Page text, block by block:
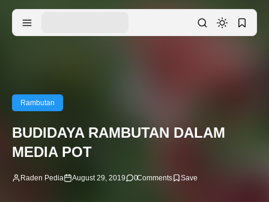
Rambutan
BUDIDAYA RAMBUTAN DALAM
MEDIA POT
Raden Pedia August 29, 2019 0Comments